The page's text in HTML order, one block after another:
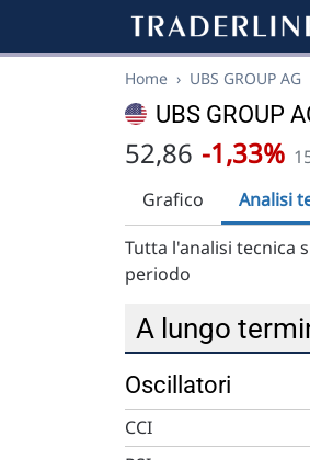
Home › UBS GROUP AG
UBS GROUP
52,86 -1,33%
Grafico
Analisi
Tutta l'analisi tecnica
periodo
A lungo
Oscillatori
CCI